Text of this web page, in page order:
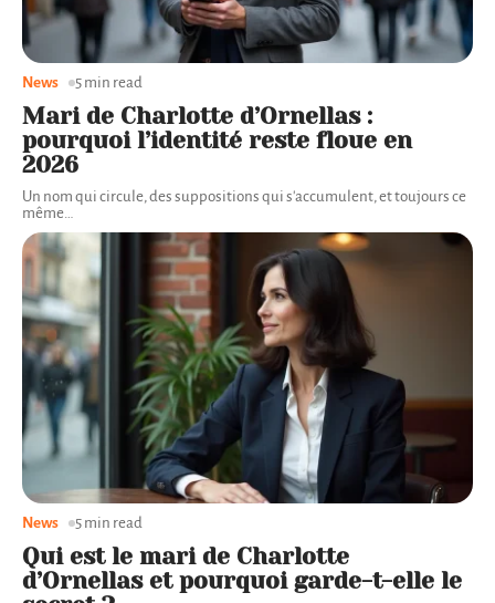
Mari de Charlotte d’Ornellas :
pourquoi l’identité reste floue en
2026
Un nom qui circule, des suppositions qui s'accumulent, et toujours ce
même…
News 5 min read
Qui est le mari de Charlotte
d’Ornellas et pourquoi garde-t-elle le
News 5 min read